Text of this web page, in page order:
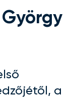
György
a